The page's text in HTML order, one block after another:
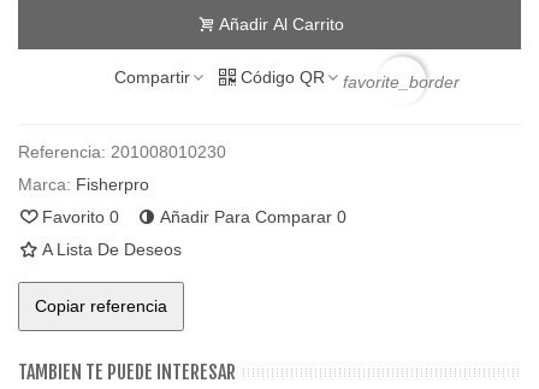
Añadir Al Carrito
Compartir Código QR favorite_border
Referencia: 201008010230
Marca: Fisherpro
Favorito 0 Añadir Para Comparar 0
A Lista De Deseos
Copiar referencia
TAMBIEN TE PUEDE INTERESAR